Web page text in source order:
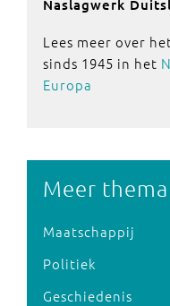
Naslagwerk
Lees meer over
sinds 1945 in het
Europa
Meer
Maatschappij
Politiek
Geschiedenis